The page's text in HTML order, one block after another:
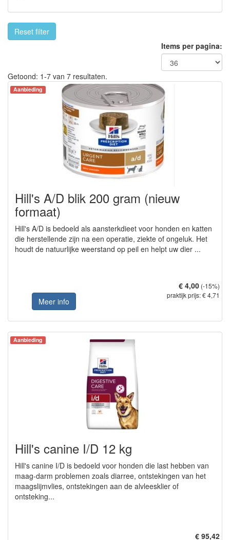
Reset filter
Items per pagina:
Getoond: 1-7 van 7 resultaten.
Aanbieding
Hill's A/D blik 200 gram (nieuw
formaat)
Hill's A/D is bedoeld als aansterkdieet voor honden en katten
die herstellende zijn na een operatie, ziekte of ongeluk. Het
houdt de natuurlijke weerstand op peil en helpt uw dier ...
Meer info
€ 4,00 (-15%)
praktijk prijs: € 4,71
Aanbieding
Hill's canine I/D 12 kg
Hill's canine I/D is bedoeld voor honden die last hebben van
maag-darm problemen zoals diarree, ontstekingen van het
maagslijmvlies, ontstekingen aan de alvleesklier of
ontsteking...
€ 95,42